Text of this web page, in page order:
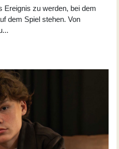
Ereignis zu werden, bei dem
dem Spiel stehen. Von
...